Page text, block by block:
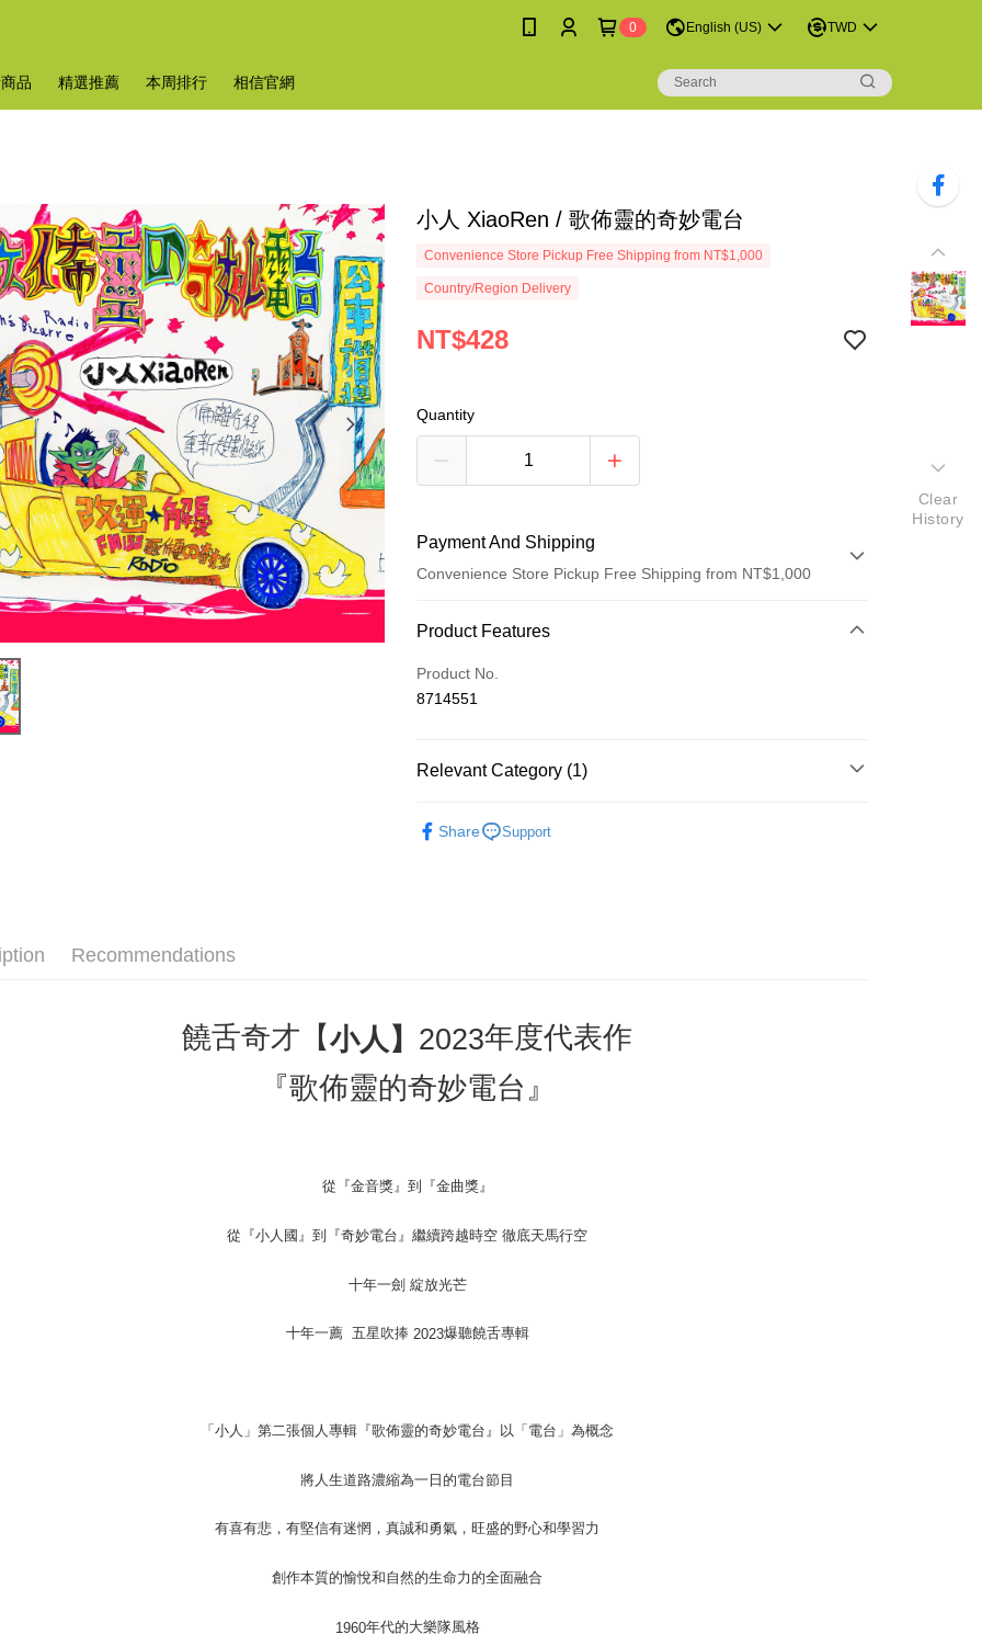
0 English (US) TWD
品 精選推薦 本周排行 相信官網
小人 XiaoRen / 歌佈靈的奇妙電台
Convenience Store Pickup Free Shipping from NT$1,000
Country/Region Delivery
NT$428
Quantity
Payment And Shipping
Convenience Store Pickup Free Shipping from NT$1,000
Payment Method
Credit Card (Full Payment)
Convenience Store Pickup and Pay
Easy Wallet
全家取貨付款
NT$65/order | Free shipping on orders of NT$1,000 or more
7-11取貨付款
NT$65/order | Free shipping on orders of NT$1,000 or more
NT$65/order | Free shipping on orders of NT$1,000 or more
宅配
Product Features
Product No.
8714551
Relevant Category (1)
Share
Support
Recommendations
饒舌奇才【小人】 2023年度代表作
『歌佈靈的奇妙電台』
從『金音獎』到『金曲獎』
從『小人國』到『奇妙電台』繼續跨越時空 徹底天馬行空
十年一劍 綻放光芒
十年一薦 五星吹捧 2023爆聽饒舌專輯
「小人」第二張個人專輯『歌佈靈的奇妙電台』以「電台」為概念
將人生道路濃縮為一日的電台節目
有喜有悲，有堅信有迷惘，真誠和勇氣，旺盛的野心和學習力
創作本質的愉悅和自然的生命力的全面融合
1960年代的大樂隊風格
Clear
History